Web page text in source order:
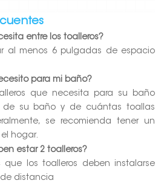
entre los toalleros?
al menos 6 pulgadas de espacio
para mi baño?
que necesita para su baño
su baño y de cuántas toallas
se recomienda tener un
hogar.
estar 2 toalleros?
que los toalleros deben instalarse
distancia